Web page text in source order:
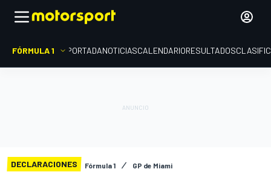
FÓRMULA 1 PORTADANOTICIASCALENDARIORESULTADOS
DECLARACIONES Fórmula 1 GP de Miami